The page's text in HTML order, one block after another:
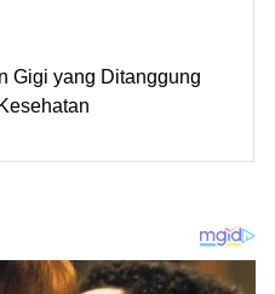
Gigi yang Ditanggung